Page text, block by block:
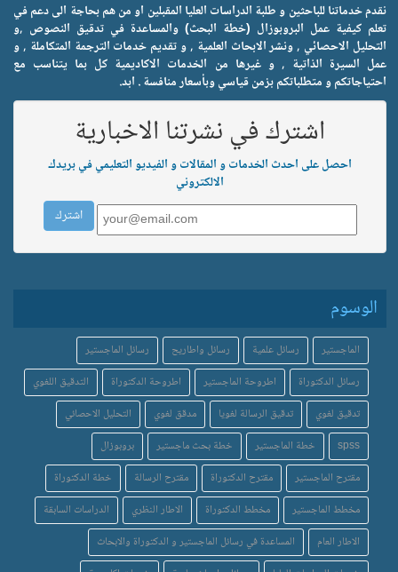
نقدم خدماتنا للباحثين و طلبة الدراسات العليا المقبلين او من هم بحاجة الى دعم في
تعلم كيفية عمل البروبوزال (خطة البحث) والمساعدة في تدقيق النصوص ,و
التحليل الاحصائي , ونشر الابحاث العلمية , و تقديم خدمات الترجمة المتكاملة , و
عمل السيرة الذاتية , و غيرها من الخدمات الاكاديمية كل بما يتناسب مع
احتياجاتكم و متطلباتكم بزمن قياسي وبأسعار منافسة . ابد.
اشترك في نشرتنا الاخبارية
احصل على احدث الخدمات و المقالات و الفيديو التعليمي في بريدك
الالكتروني
الوسوم
الماجستير رسائل علمية رسائل واطاريح
رسائل الماجستير
رسائل الدكتوراة
اطروحة الماجستير اطروحة الدكتوراة
التدقيق اللغوي
تدقيق لغوي
تدقيق الرسالة لغويا مدقق لغوي
التحليل الاحصائي
spss
خطة الماجستير خطة بحث ماجستير
بروبوزال
مقترح الماجستير
مقترح الدكتوراة مقترح الرسالة
خطة الدكتوراة
مخطط الماجستير
مخطط الدكتوراة الاطار النظري
الدراسات السابقة
الاطار العام
المساعدة في رسائل الماجستير و الدكتوراة والابحاث